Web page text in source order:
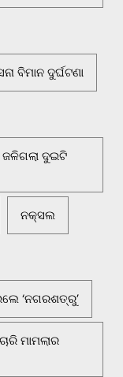
ବିମାନ ଦୁର୍ଘଟଣା
ଜଳିଗଲା ଦୁଇଟି
ନକ୍ସଲ
‘ନଗରଶତ୍ରୁ’
ମାମଲାର